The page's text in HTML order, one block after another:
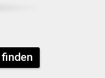
finden